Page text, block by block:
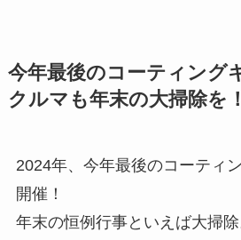
今年最後のコーティング
クルマも年末の大掃除を！
2024年、今年最後のコーティ
開催！
年末の恒例行事といえば大掃除